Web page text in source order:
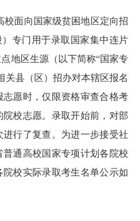
面向国家级贫困地区定向招
专门用于录取国家集中连片
地区生源（以下简称“国家专
关县（区）招办对本辖区报名
愿时，仅限资格审查合格考
校志愿。录取开始前，对部
行了复查。为进一步接受社
通高校国家专项计划各院校
校实际录取考生名单公示如